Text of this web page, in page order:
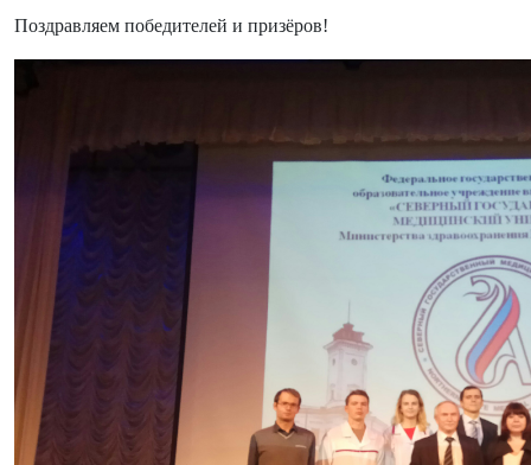
Поздравляем победителей и призёров!